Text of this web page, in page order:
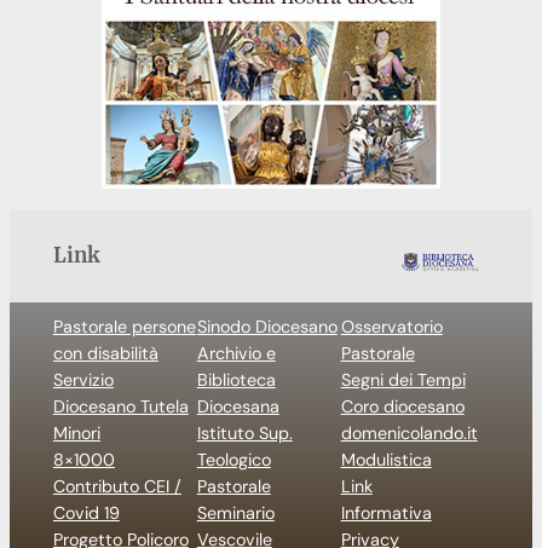
Link
Pastorale persone
con disabilità
Servizio
Diocesano Tutela
Minori
8×1000
Contributo CEI /
Covid 19
Progetto Policoro
Sinodo Diocesano
Archivio e
Biblioteca
Diocesana
Istituto Sup.
Teologico
Pastorale
Seminario
Vescovile
Osservatorio
Pastorale
Segni dei Tempi
Coro diocesano
domenicolando.it
Modulistica
Link
Informativa
Privacy